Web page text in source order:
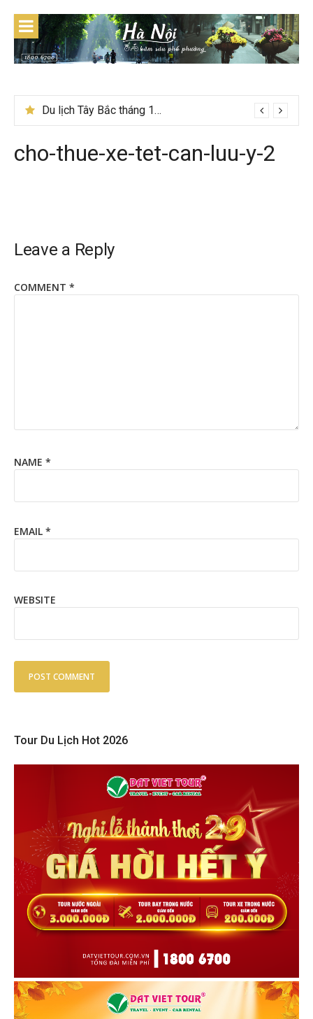
content
Du lịch Tây Bắc tháng 11 – Mùa hoa cải nhuộm vàng rực rỡ
cho-thue-xe-tet-can-luu-y-2
Leave a Reply
COMMENT *
NAME *
EMAIL *
WEBSITE
Tour Du Lịch Hot 2026